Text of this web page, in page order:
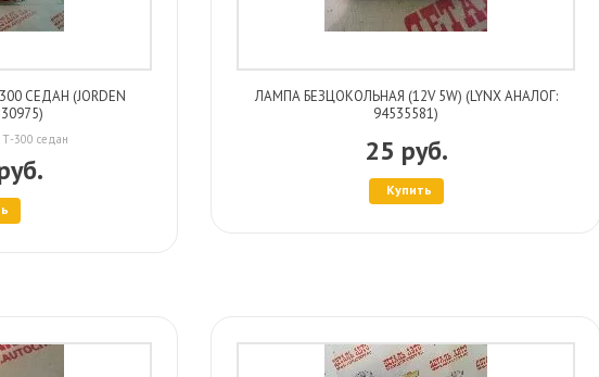
СЕДАН (JORDEN
300 седан
ЛАМПА БЕЗЦОКОЛЬНАЯ (12V 5W) (LYNX АНАЛОГ:
94535581)
25 руб.
Купить